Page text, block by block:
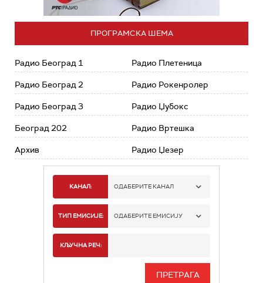
ПРОГРАМСКА ШЕМА
Радио Београд 1
Радио Београд 2
Радио Београд 3
Београд 202
Архив
Радио Плетеница
Радио Рокенролер
Радио Џубокс
Радио Вртешка
Радио Џезер
КАНАЛ: ОДАБЕРИТЕ КАНАЛ
РАДИО БЕОГРАД 1
РАДИО БЕОГРАД 3
ТИП ЕМИСИЈЕ: ОДАБЕРИТЕ ЕМИСИЈУ
КЉУЧНА РЕЧ: